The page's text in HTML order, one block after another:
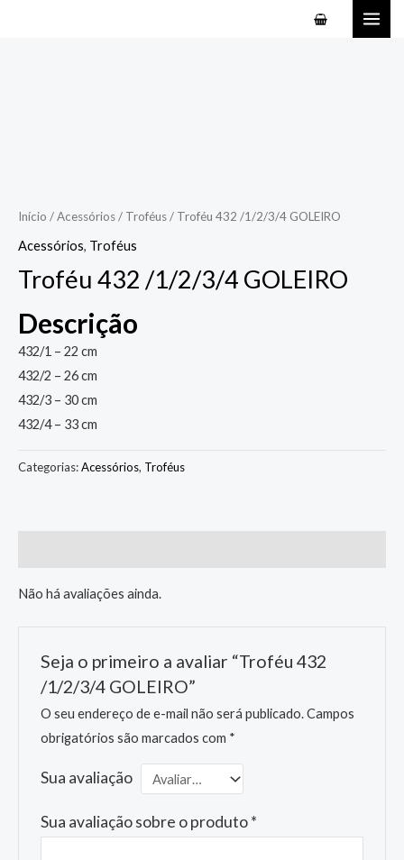
Início /Acessórios/ Troféus/ Troféu 432 /1/2/3/4 GOLEIRO
Acessórios, Troféus
Troféu 432 /1/2/3/4 GOLEIRO
Descrição
432/1 – 22 cm
432/2 – 26 cm
432/3 – 30 cm
432/4 – 33 cm
Categorias:Acessórios, Troféus
Não há avaliações ainda.
Seja o primeiro a avaliar “Troféu 432
/1/2/3/4 GOLEIRO”
O seu endereço de e-mail não será publicado.Campos
obrigatórios são marcados com *
Sua avaliação
Sua avaliação sobre o produto*